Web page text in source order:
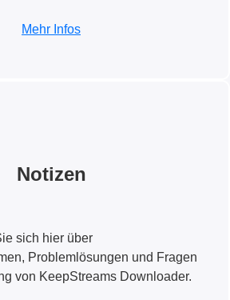
Mehr Infos
Notizen
sich hier über
Problemlösungen und Fragen
von KeepStreams Downloader.